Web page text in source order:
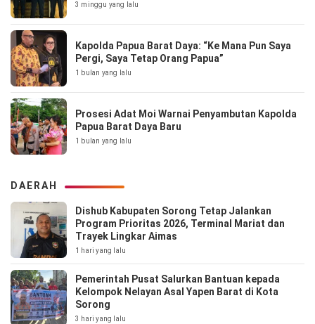
3 minggu yang lalu
Kapolda Papua Barat Daya: “Ke Mana Pun Saya
Pergi, Saya Tetap Orang Papua”
1 bulan yang lalu
Prosesi Adat Moi Warnai Penyambutan Kapolda
Papua Barat Daya Baru
1 bulan yang lalu
DAERAH
Dishub Kabupaten Sorong Tetap Jalankan
Program Prioritas 2026, Terminal Mariat dan
Trayek Lingkar Aimas
1 hari yang lalu
Pemerintah Pusat Salurkan Bantuan kepada
Kelompok Nelayan Asal Yapen Barat di Kota
Sorong
3 hari yang lalu